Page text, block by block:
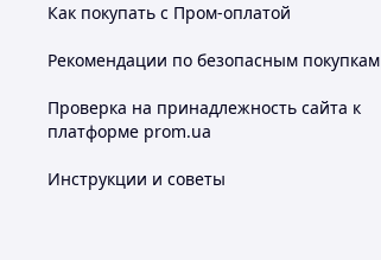
Как покупать с Пром-оплатой
Рекомендации по безопасным покупкам
Проверка на принадлежность сайта к
платформе prom.ua
Инструкции и советы